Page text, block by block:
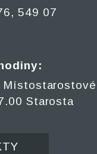
549 07
Místostarostové
Starosta